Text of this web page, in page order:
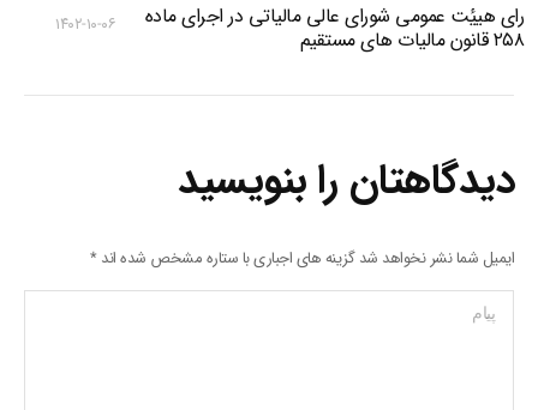
رای هییٔت عمومی شورای عالی مالیاتی در اجرای ماده
۲۵۸ قانون مالیات های مستقیم
۱۴۰۲-۱۰-۰۶
دیدگاهتان را بنویسید
ایمیل شما نشر نخواهد شد گزینه های اجباری با ستاره مشخص شده اند*
پیام